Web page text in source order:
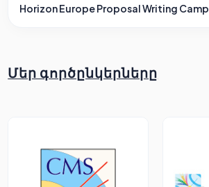
Horizon Europe Proposal Writing Camp
Մեր գործընկերները